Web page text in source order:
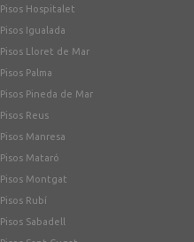
Pisos Hospitalet
Pisos Igualada
Pisos Lloret de Mar
Pisos Palma
Pisos Pineda de Mar
Pisos Reus
Pisos Manresa
Pisos Mataró
Pisos Montgat
Pisos Rubí
Pisos Sabadell